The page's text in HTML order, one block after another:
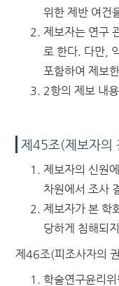
위한 제반 여건
제보자는 연구
로 한다. 다만,
포함하여 제보
2항의 제보 내
제45조(제보자의
제보자의 신원
차원에서 조사
제보자가 본 학
당하게 침해되
제46조(피조사자의
학술연구윤리